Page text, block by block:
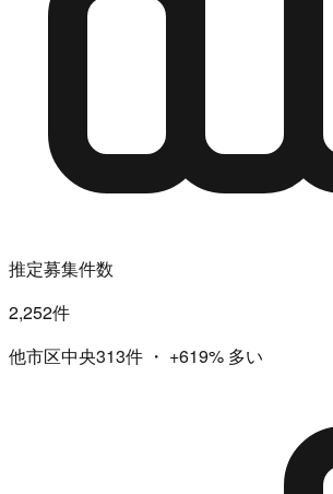
推定募集件数
2,252件
他市区中央313件 ・ +619% 多い